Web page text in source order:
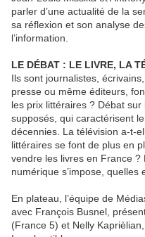
parler d’une actualité de la
sa réflexion et son analyse
l’information.
LE DÉBAT : LE LIVRE, LA
Ils sont journalistes,
presse ou même éditeurs,
les prix littéraires ? Débat sur
supposés, qui caractérisent
décennies. La télévision a-t-
littéraires se font de plus en
vendre les livres en France
numérique s’impose,
En plateau, l’équipe de
avec François Busnel,
(France 5) et Nelly